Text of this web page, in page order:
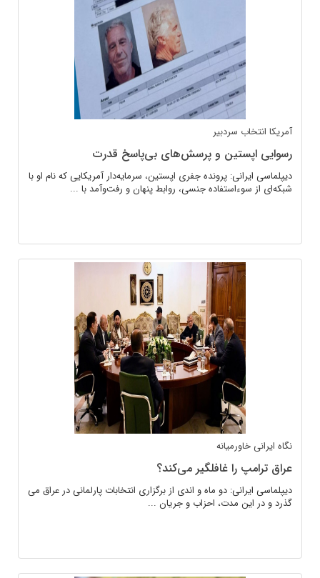
آمریکا انتخاب سردبیر
رسوایی اپستین و پرسش‌های بی‌پاسخ قدرت
دیپلماسی ایرانی: پرونده جفری اپستین، سرمایه‌دار آمریکایی که نام او با
شبکه‌ای از سوء‌استفاده جنسی، روابط پنهان و رفت‌وآمد با ...
نگاه ایرانی خاورمیانه
عراق ترامپ را غافلگیر می‌کند؟
دیپلماسی ایرانی: دو ماه و اندی از برگزاری انتخابات پارلمانی در عراق می
گذرد و در این مدت، احزاب و جریان ...